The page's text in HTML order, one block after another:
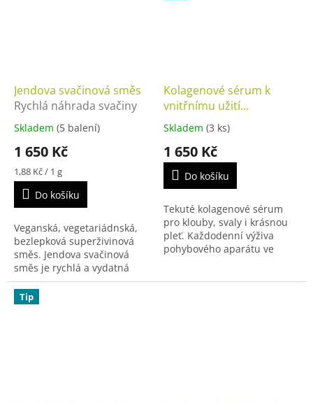
Jendova svačinová směs
Rychlá náhrada svačiny
Skladem (5 balení)
1 650 Kč
Měrná
cena:
1,88 Kč / 1 g
Do košíku
Veganská, vegetariádnská,
bezlepková superživinová
směs. Jendova svačinová
směs je rychlá a vydatná
svačina s přirozenou chutí
manga a banánu. Stačí
rozmíchat ve vodě a...
Kolagenové sérum k
vnitřnímu užití
Regenerační sérum pro
klouby a pleť
Skladem (3 ks)
1 650 Kč
Do košíku
Tekuté kolagenové sérum
pro klouby, svaly i krásnou
pleť. Každodenní výživa
pohybového aparátu ve
Tip